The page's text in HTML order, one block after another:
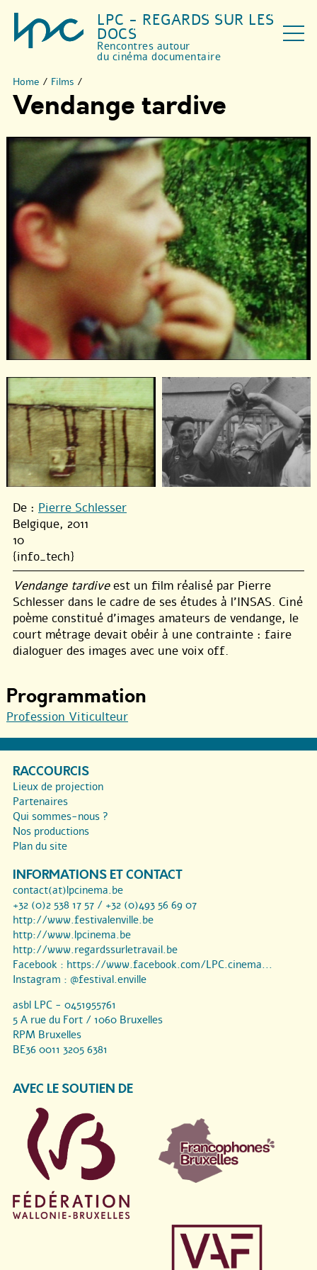
LPC - REGARDS SUR LES
DOCS
Rencontres autour
du cinéma documentaire
Home / Films /
Vendange tardive
De : Pierre Schlesser
Belgique, 2011
10
{info_tech}
Vendange tardiveest un film réalisé par Pierre
Schlesser dans le cadre de ses études à l’INSAS. Ciné
poème constitué d’images amateurs de vendange, le
court métrage devait obéir à une contrainte : faire
dialoguer des images avec une voix off.
Programmation
Profession Viticulteur
RACCOURCIS
Lieux de projection
Partenaires
Qui sommes-nous ?
Nos productions
Plan du site
INFORMATIONS ET CONTACT
contact(at)lpcinema.be
+32 (0)2 538 17 57 / +32 (0)493 56 69 07
http://www.festivalenville.be
http://www.lpcinema.be
http://www.regardssurletravail.be
Facebook : https://www.facebook.com/LPC.cinema...
Instagram : @festival.enville
asbl LPC - 0451955761
5 A rue du Fort / 1060 Bruxelles
RPM Bruxelles
BE36 0011 3205 6381
AVEC LE SOUTIEN DE